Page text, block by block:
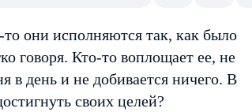
они исполняются так, как было
говоря. Кто-то воплощает ее, не
в день и не добивается ничего. В
своих целей?